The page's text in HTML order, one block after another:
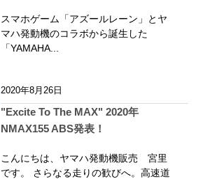
スマホゲーム「アズールレーン」とヤ
マハ発動機のコラボから誕生した
「YAMAHA...
2020年8月26日
"Excite To The MAX" 2020年
NMAX155 ABS発表！
こんにちは、ヤマハ発動機販売 宮里
です。 さらなる走りの歓びへ。高速道